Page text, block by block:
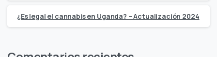
¿Es legal el cannabis en Uganda? – Actualización 2024